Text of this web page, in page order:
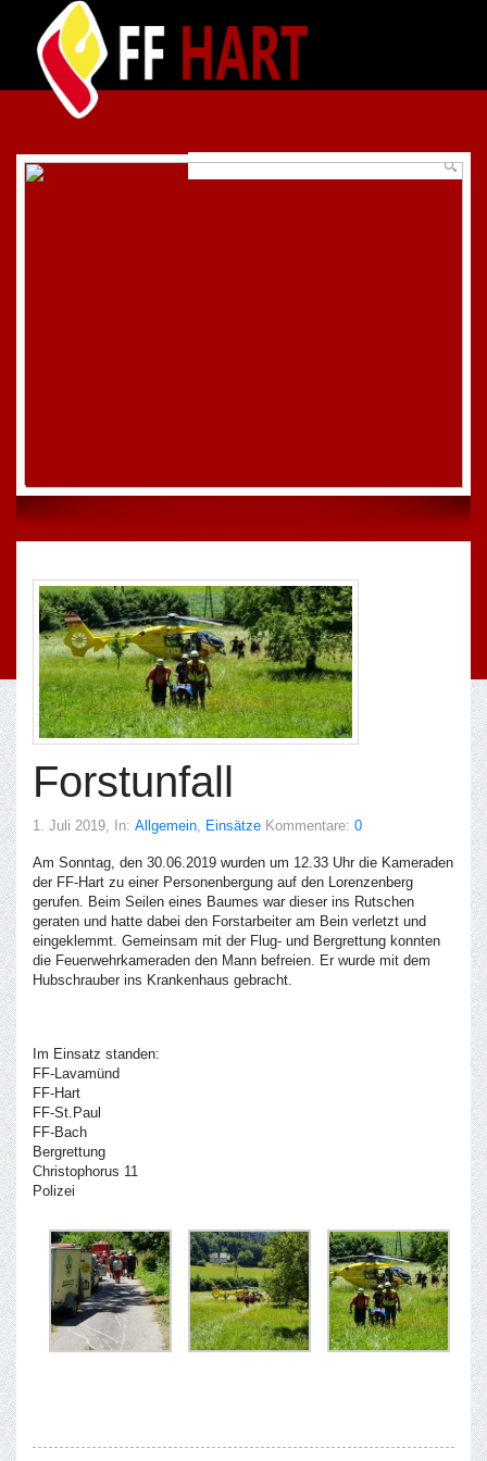
Forstunfall
1. Juli 2019, In: Allgemein, Einsätze Kommentare: 0
Am Sonntag, den 30.06.2019 wurden um 12.33 Uhr die Kameraden
der FF-Hart zu einer Personenbergung auf den Lorenzenberg
gerufen. Beim Seilen eines Baumes war dieser ins Rutschen
geraten und hatte dabei den Forstarbeiter am Bein verletzt und
eingeklemmt. Gemeinsam mit der Flug- und Bergrettung konnten
die Feuerwehrkameraden den Mann befreien. Er wurde mit dem
Hubschrauber ins Krankenhaus gebracht.
Im Einsatz standen:
FF-Lavamünd
FF-Hart
FF-St.Paul
FF-Bach
Bergrettung
Christophorus 11
Polizei